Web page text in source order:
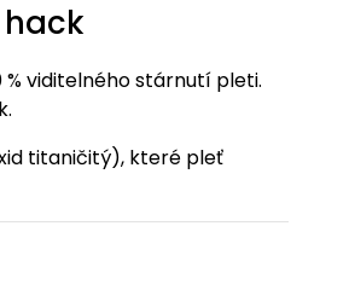
% viditelného stárnutí pleti.
titaničitý), které pleť